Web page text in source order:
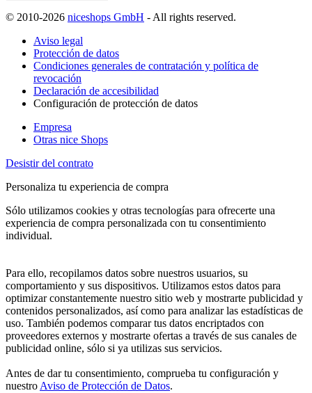
© 2010-2026 niceshops GmbH - All rights reserved.
Aviso legal
Protección de datos
Condiciones generales de contratación y política de
revocación
Declaración de accesibilidad
Configuración de protección de datos
Empresa
Otras nice Shops
Desistir del contrato
Personaliza tu experiencia de compra
Sólo utilizamos cookies y otras tecnologías para ofrecerte una
experiencia de compra personalizada con tu consentimiento
individual.
Para ello, recopilamos datos sobre nuestros usuarios, su
comportamiento y sus dispositivos. Utilizamos estos datos para
optimizar constantemente nuestro sitio web y mostrarte publicidad y
contenidos personalizados, así como para analizar las estadísticas de
uso. También podemos comparar tus datos encriptados con
proveedores externos y mostrarte ofertas a través de sus canales de
publicidad online, sólo si ya utilizas sus servicios.
Antes de dar tu consentimiento, comprueba tu configuración y
nuestroAviso de Protección de Datos.